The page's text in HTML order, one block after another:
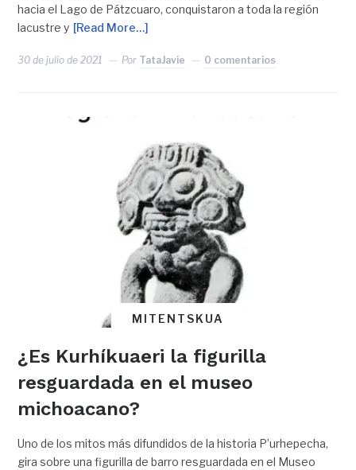
hacia el Lago de Pátzcuaro, conquistaron a toda la región
lacustre y [Read More…]
30 de julio de 2021 Por TataJavie 0 comentarios
MITENTSKUA
¿Es Kurhíkuaeri la figurilla
resguardada en el museo
michoacano?
Uno de los mitos más difundidos de la historia P’urhepecha,
gira sobre una figurilla de barro resguardada en el Museo